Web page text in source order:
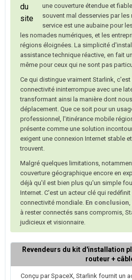
une couverture étendue et
souvent mal desservies par
service est une aubaine pour
les nomades numériques, et les
régions éloignées. La simplicité
assistance technique réactive, en fait
même pour ceux qui ne sont pas
Ce qui distingue vraiment Starlink,
connectivité ininterrompue avec une
transformant ainsi la manière dont
déplacement. Que ce soit pour un
professionnel, l'itinérance mobile
présente comme une solution
exigent une connexion Internet stable
trouvent.
Malgré quelques limitations,
couverture géographique encore en
déjà qu'il est bien plus qu'un simple
Internet. C'est un acteur clé qui
connectivité mondiale. En conclusion,
à rester connectés sans compromis,
judicieux et visionnaire.
Revendeurs du kit d'installation
routeur +
Conçu par SpaceX, Starlink fournit un